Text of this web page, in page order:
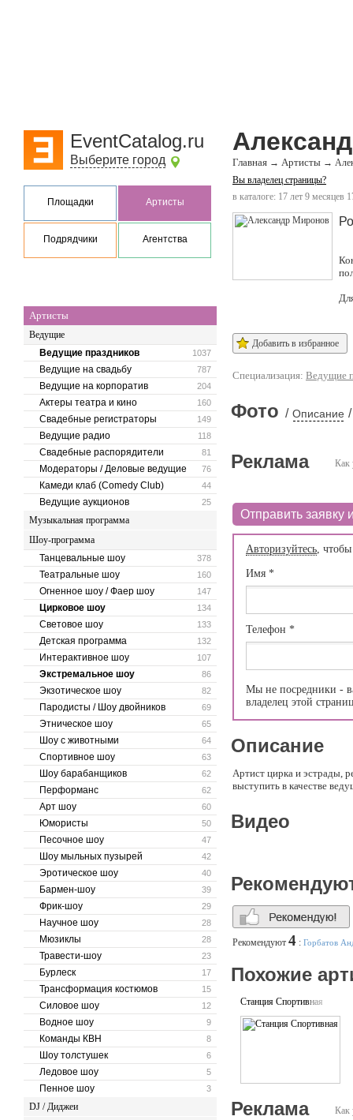
EventCatalog.ru
Выберите город
Площадки Артисты
Подрядчики Агентства
Артисты
Ведущие
1037
Ведущие праздников
787
Ведущие на свадьбу
204
Ведущие на корпоратив
160
Актеры театра и кино
149
Свадебные регистраторы
118
Ведущие радио
81
Свадебные распорядители
76
Модераторы / Деловые ведущие
44
Камеди клаб (Comedy Club)
25
Ведущие аукционов
Музыкальная программа
Шоу-программа
378
Танцевальные шоу
160
Театральные шоу
147
Огненное шоу / Фаер шоу
134
Цирковое шоу
133
Световое шоу
132
Детская программа
107
Интерактивное шоу
86
Экстремальное шоу
82
Экзотическое шоу
69
Пародисты / Шоу двойников
65
Этническое шоу
64
Шоу с животными
63
Спортивное шоу
62
Шоу барабанщиков
62
Перформанс
60
Арт шоу
50
Юмористы
47
Песочное шоу
42
Шоу мыльных пузырей
40
Эротическое шоу
39
Бармен-шоу
29
Фрик-шоу
28
Научное шоу
28
Мюзиклы
23
Травести-шоу
17
Бурлеск
15
Трансформация костюмов
12
Силовое шоу
9
Водное шоу
8
Команды КВН
6
Шоу толстушек
5
Ледовое шоу
3
Пенное шоу
DJ / Диджеи
Главная → Артисты →
Вы владелец страницы?
в каталоге: 17 лет 9 месяцев
Добавить в избранное
Специализация: Ведущие
Фото / Описание /
Как
Реклама
Отправить заявку
Авторизуйтесь,
Имя *
Телефон *
Мы не посредники -
владелец этой
Описание
Артист цирка и эстрады,
выступить в качестве
Видео
Рекомендуют 4 : Горбатов
Похожие
Станция Спортивная
Как
Реклама